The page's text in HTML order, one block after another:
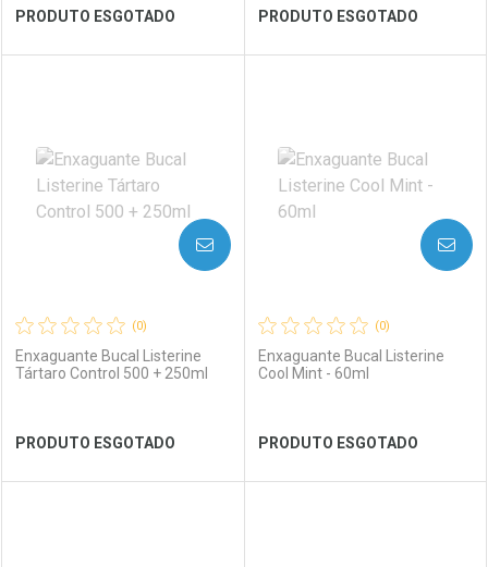
Ver Desconto Convênio Ver Desconto Convênio
PRODUTO ESGOTADO
Laboratório
Ver Desconto Convênio
Por Menos
PRODUTO ESGOTADO
Laboratório
Ver Desconto Convênio
Por Menos
(0)
Enxaguante Bucal Listerine
Tártaro Control 500 + 250ml
PRODUTO ESGOTADO
AVISE-ME
(0)
Enxaguante Bucal Listerine
Cool Mint - 60ml
PRODUTO ESGOTADO
AVISE-ME